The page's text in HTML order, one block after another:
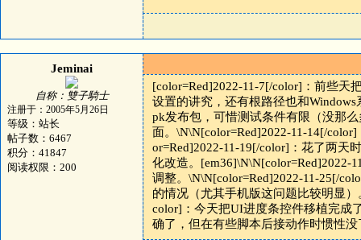
Jeminai
自称：雙子騎士
注册于：2005年5月26日
等级：站长
帖子数：6467
积分：41847
阅读权限：200
[color=Red]2022-11-7[/color]：前些天
设置的讲究，还有根路径也和
pk发布包，可惜测试条件有限（没那
面。\N\N[color=Red]2022-11-14[/
or=Red]2022-11-19[/color]：花了两天
化改造。[em36]\N\N[color=Red]2022-
调整。\N\N[color=Red]2022-11-25[/
的情况（尤其手机版这问题比较明显
color]：今天把UI进度条控件移植完成
确了，但在有些脚本后接动作时惯性